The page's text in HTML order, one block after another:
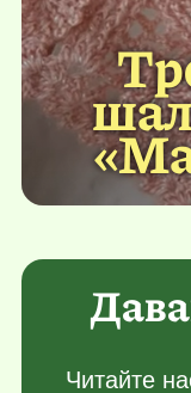
Читайте